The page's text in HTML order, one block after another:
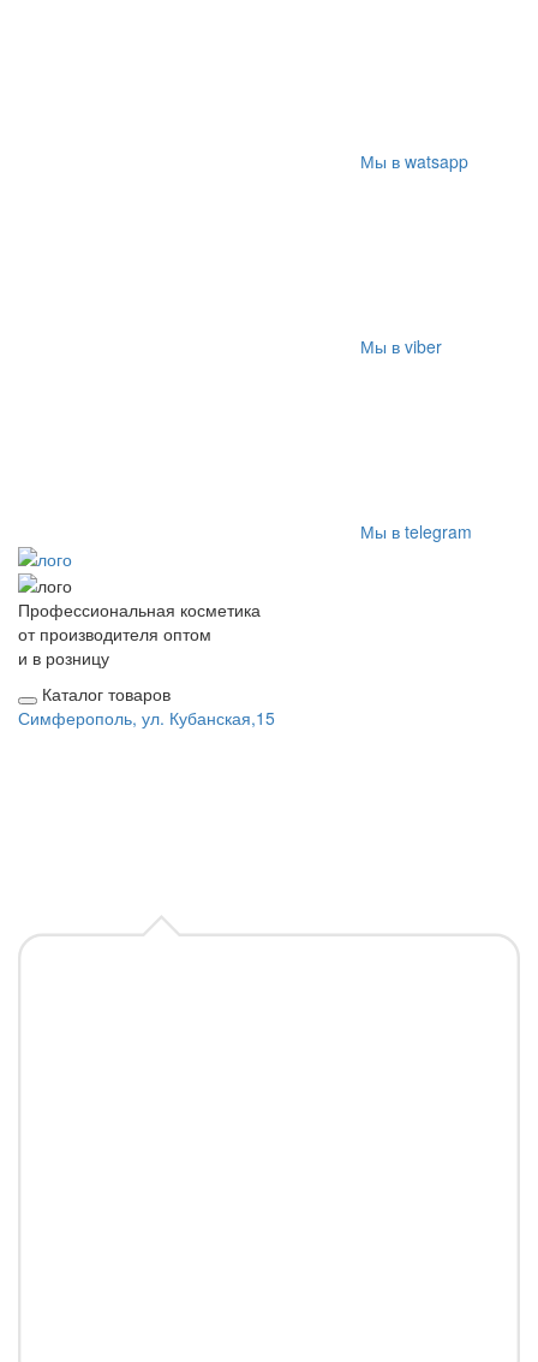
Мы в watsapp
Мы в viber
Мы в telegram
Профессиональная косметика
от производителя оптом
и в розницу
Каталог товаров
Симферополь, ул. Кубанская,15